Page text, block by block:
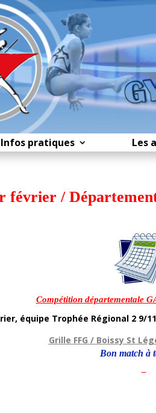
Infos pratiques Les
février /
Compétition départementale
équipe Trophée Régional 2 9/
Grille FFG / Boissy St
Bon match à
–